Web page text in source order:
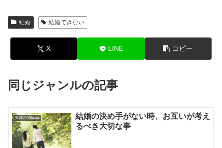
結婚 結婚できない
X LINE コピー
同じジャンルの記事
夫婦の関係etc
結婚の決め手がない時、お互いが考え
るべき大切な事